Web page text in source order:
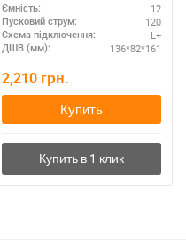
Ємність: 12
Пусковий струм: 120
Схема підключення: L+
ДШВ (мм): 136*82*161
2,210 грн.
Купить